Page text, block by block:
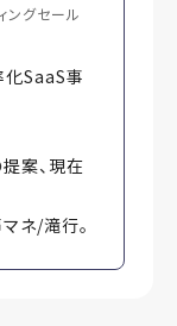
ングセール
SaaS事
案、現在
ネ/滝行。